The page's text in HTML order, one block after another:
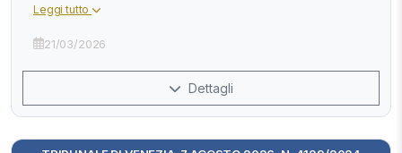
Leggi tutto
21/03/2026
Dettagli